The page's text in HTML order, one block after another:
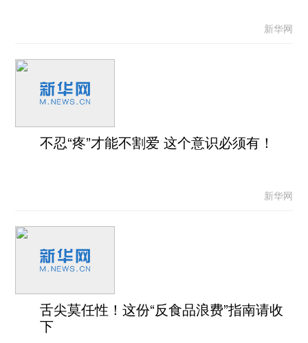
新华网
不忍“疼”才能不割爱 这个意识必须有！
新华网
舌尖莫任性！这份“反食品浪费”指南请收
下